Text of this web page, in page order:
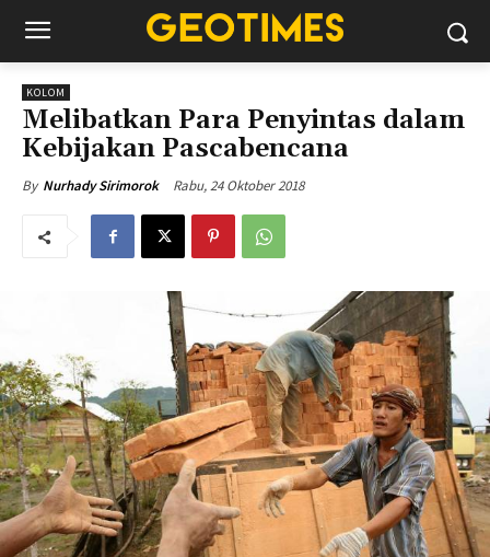
KOLOM
Melibatkan Para Penyintas dalam
Kebijakan Pascabencana
By Nurhady Sirimorok Rabu, 24 Oktober 2018